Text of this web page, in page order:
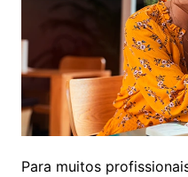
Para muitos